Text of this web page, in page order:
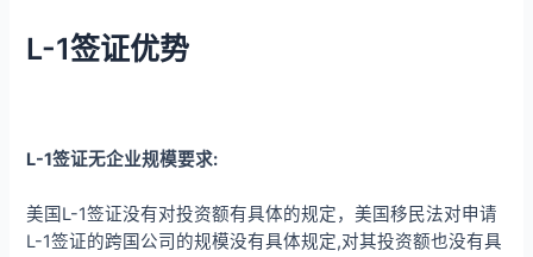
L-1签证优势
L-1签证无企业规模要求:
美国L-1签证没有对投资额有具体的规定，美国移民法对申请
L-1签证的跨国公司的规模没有具体规定,对其投资额也没有具